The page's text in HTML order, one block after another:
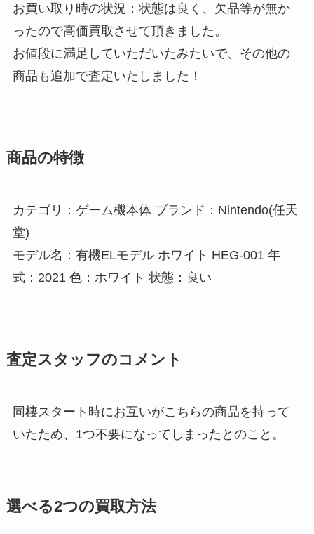
お買い取り時の状況：状態は良く、欠品等が無か
ったので高価買取させて頂きました。
お値段に満足していただいたみたいで、その他の
商品も追加で査定いたしました！
商品の特徴
カテゴリ：ゲーム機本体 ブランド：Nintendo(任天
堂)
モデル名：有機ELモデル ホワイト HEG-001 年
式：2021 色：ホワイト 状態：良い
査定スタッフのコメント
同棲スタート時にお互いがこちらの商品を持って
いたため、1つ不要になってしまったとのこと。
選べる2つの買取方法